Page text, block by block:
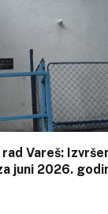
Vareš:
juni 2026.